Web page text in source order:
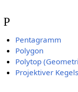
P
Pentagramm
Polygon
Polytop
Projektiver